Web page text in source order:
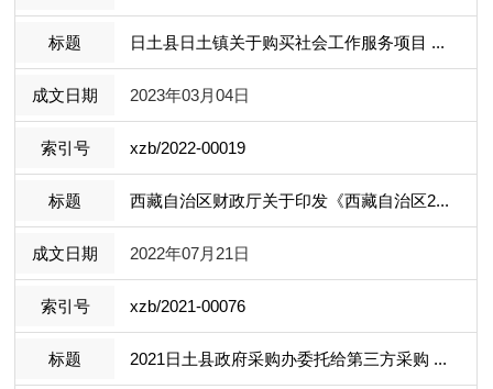
日土县日土镇关于购买社会工作服务项目 ...
2023年03月04日
xzb/2022-00019
西藏自治区财政厅关于印发《西藏自治区2...
2022年07月21日
xzb/2021-00076
2021日土县政府采购办委托给第三方采购 ...